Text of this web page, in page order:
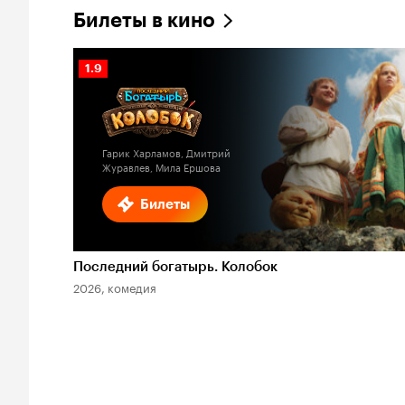
Билеты в кино
Билеты
Рейтинг
Кинопоиска
1.9
Гарик Харламов, Дмитрий
Журавлев, Мила Ершова
Последний богатырь. Колобок
2026, комедия